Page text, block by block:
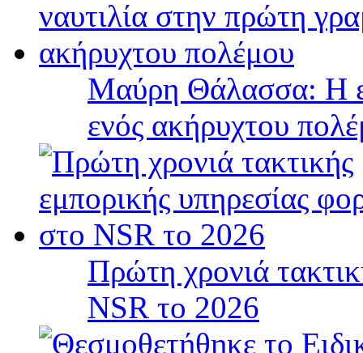
Μαύρη Θάλασσα: Η
ενός ακήρυχτου
Πρώτη χρονιά
NSR το 2026